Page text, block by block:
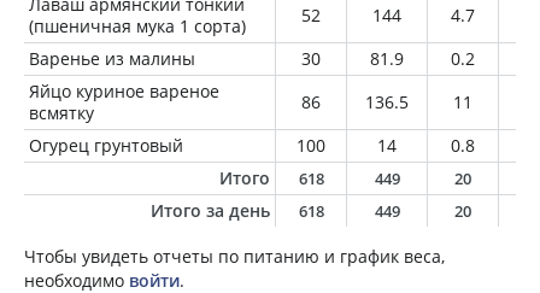
(пшеничная мука 1 сорта)
52 144 4.7
Варенье из малины
30 81.9 0.2
Яйцо куриное вареное
всмятку
86 136.5 11
Огурец грунтовый
100 14 0.8
Итого
618 449 20
Итого за день 618 449 20
Чтобы увидеть отчеты по питанию и график веса,
необходимо войти.